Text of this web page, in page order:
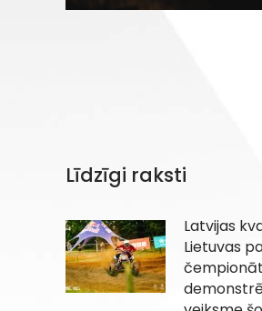
Līdzīgi raksti
Latvijas
Lietuvas